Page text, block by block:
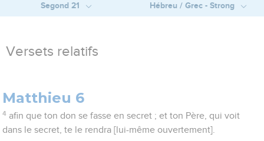
Segond 21 Hébreu / Grec - Strong
Versets relatifs
Matthieu 6
4 afin que ton don se fasse en secret ; et ton Père, qui voit
dans le secret, te le rendra [lui-même ouvertement].